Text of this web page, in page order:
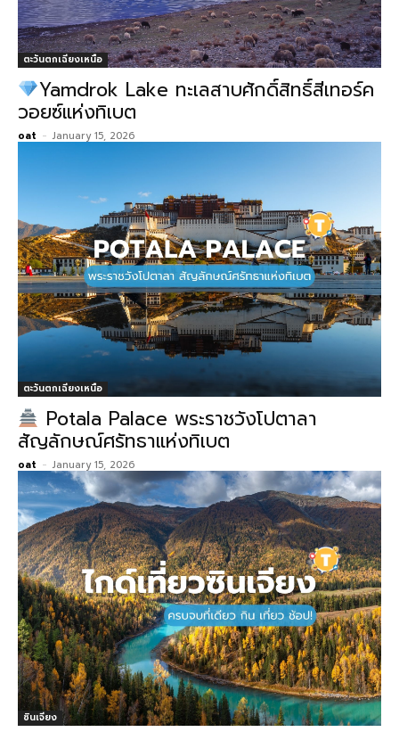
ตะวันตกเฉียงเหนือ
Yamdrok Lake ทะเลสาบศักดิ์สิทธิ์สีเทอร์ค
วอยซ์แห่งทิเบต
oat - January 15, 2026
ตะวันตกเฉียงเหนือ
Potala Palace พระราชวังโปตาลา
สัญลักษณ์ศรัทธาแห่งทิเบต
oat - January 15, 2026
ซินเจียง